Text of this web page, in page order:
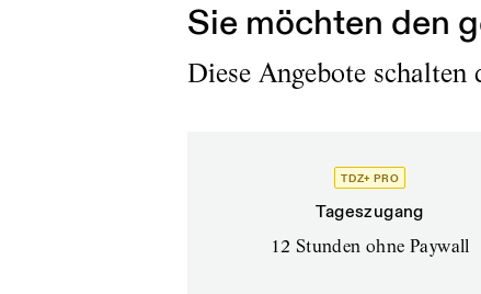
Sie möchten den
Diese Angebote
TDZ+ PRO
Tageszugang
12 Stunden ohne Paywall